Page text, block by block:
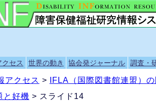
セス 世界の動き 協会発ジャーナル 調査・
アクセス >
IFLA（国際図書館連盟）
と好機 > スライド14